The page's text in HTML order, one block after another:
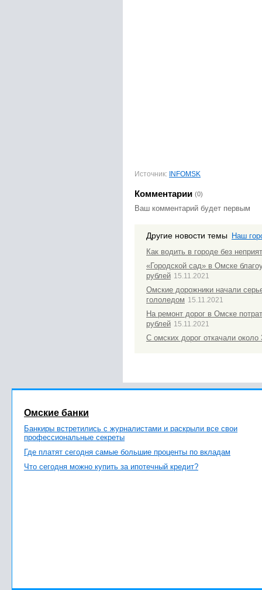
Источник: INFOMSK
Комментарии (0)
Ваш комментарий будет первым
Другие новости темы
Наш
Как водить в городе без
«Городской сад» в Омске
рублей 15.11.2021
Омские дорожники начали
гололедом 15.11.2021
На ремонт дорог в Омске
рублей 15.11.2021
С омских дорог откачали около
Омские банки
Банкиры встретились с журналистами и раскрыли все свои
профессиональные секреты
Где платят сегодня самые большие проценты по вкладам
Что сегодня можно купить за ипотечный кредит?